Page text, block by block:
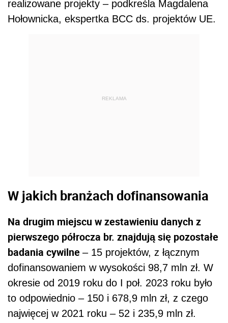
realizowane projekty – podkreśla Magdalena
Hołownicka, ekspertka BCC ds. projektów UE.
REKLAMA
W jakich branżach dofinansowania
Na drugim miejscu w zestawieniu danych z
pierwszego półrocza br. znajdują się pozostałe
badania cywilne – 15 projektów, z łącznym
dofinansowaniem w wysokości 98,7 mln zł. W
okresie od 2019 roku do I poł. 2023 roku było
to odpowiednio – 150 i 678,9 mln zł, z czego
najwięcej w 2021 roku – 52 i 235,9 mln zł.